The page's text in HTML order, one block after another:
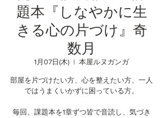
題本『しなやかに生
きる心の片づけ』奇
数月
1月07日(木)
  |
本屋ルヌガンガ
部屋を片づけたい方、心を整えたい方、一人
ではうまくいかずに困っている方。
毎回、課題本を1章ずつ皆で音読し、気づき